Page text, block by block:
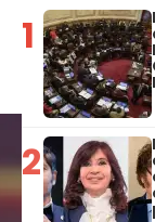
1
2